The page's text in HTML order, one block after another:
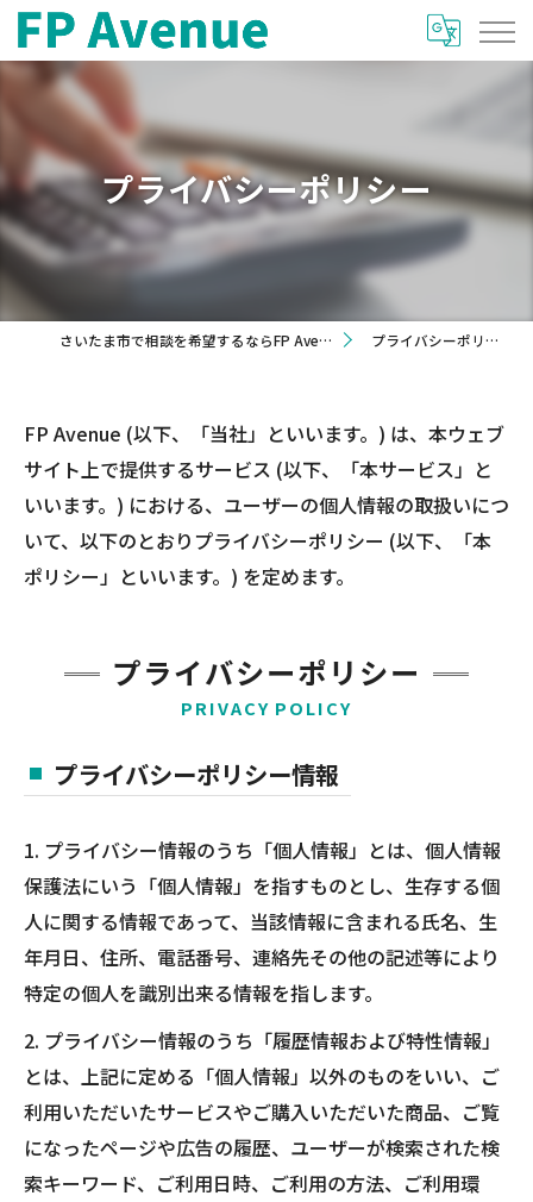
プライバシーポリシー
さいたま市で相談を希望するならFP Avenue プライバシーポリシー
FP Avenue (以下、「当社」といいます。) は、本ウェブ
サイト上で提供するサービス (以下、「本サービス」と
いいます。) における、ユーザーの個人情報の取扱いにつ
いて、以下のとおりプライバシーポリシー (以下、「本
ポリシー」といいます。) を定めます。
プライバシーポリシー
PRIVACY POLICY
プライバシーポリシー情報
1. プライバシー情報のうち「個人情報」とは、個人情報
保護法にいう「個人情報」を指すものとし、生存する個
人に関する情報であって、当該情報に含まれる氏名、生
年月日、住所、電話番号、連絡先その他の記述等により
特定の個人を識別出来る情報を指します。
2. プライバシー情報のうち「履歴情報および特性情報」
とは、上記に定める「個人情報」以外のものをいい、ご
利用いただいたサービスやご購入いただいた商品、ご覧
になったページや広告の履歴、ユーザーが検索された検
索キーワード、ご利用日時、ご利用の方法、ご利用環